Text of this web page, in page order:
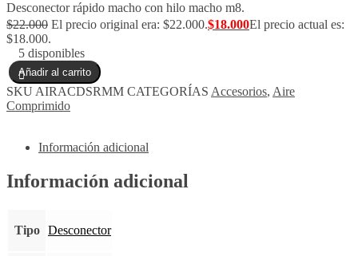
Desconector rápido macho con hilo macho m8.
$22.000 El precio original era: $22.000.$18.000El precio actual es:
$18.000.
5 disponibles
Añadir al carrito
SKU AIRACDSRMM CATEGORÍAS Accesorios, Aire
Comprimido
Información adicional
Información adicional
Tipo Desconector